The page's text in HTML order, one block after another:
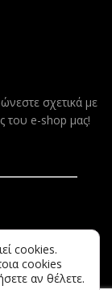
σχετικά με
του e-shop μας!
cookies.
cookies
αν θέλετε.